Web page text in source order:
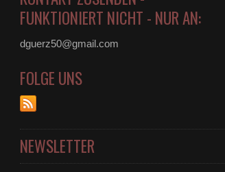
FUNKTIONIERT NICHT - NUR AN:
dguerz50@gmail.com
FOLGE UNS
NEWSLETTER